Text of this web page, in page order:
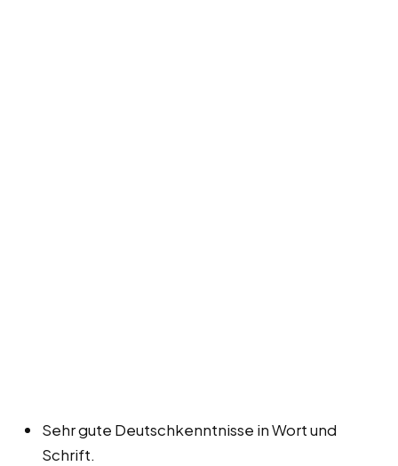
Sehr gute Deutschkenntnisse in Wort und
Schrift.